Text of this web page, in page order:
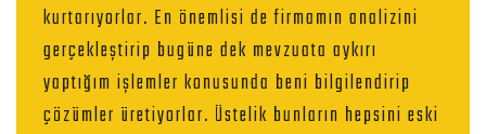
kurtarıyorlar. En önemlisi de firmamın analizini
gerçekleştirip bugüne dek mevzuata aykırı
yaptığım işlemler konusunda beni bilgilendirip
çözümler üretiyorlar. Üstelik bunların hepsini eski